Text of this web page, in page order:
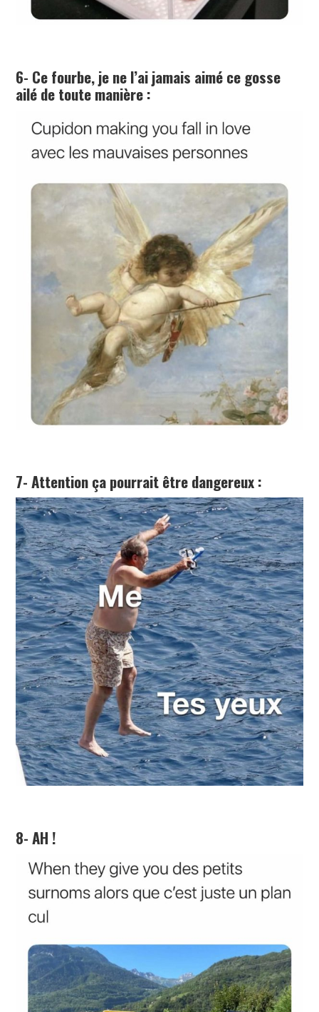
6- Ce fourbe, je ne l’ai jamais aimé ce gosse
ailé de toute manière :
7- Attention ça pourrait être dangereux :
8- AH !